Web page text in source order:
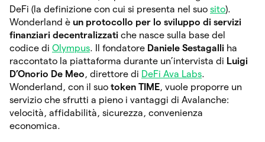
DeFi (la definizione con cui si presenta nel suo sito).
Wonderland è un protocollo per lo sviluppo di servizi
finanziari decentralizzati che nasce sulla base del
codice di Olympus. Il fondatore Daniele Sestagalli ha
raccontato la piattaforma durante un’intervista di Luigi
D’Onorio De Meo, direttore di DeFi Ava Labs.
Wonderland, con il suo token TIME, vuole proporre un
servizio che sfrutti a pieno i vantaggi di Avalanche:
velocità, affidabilità, sicurezza, convenienza
economica.